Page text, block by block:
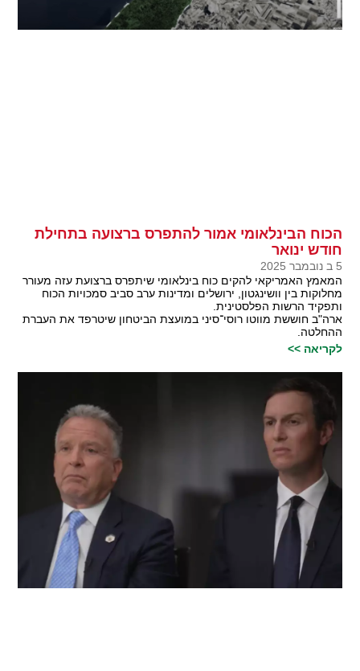
הכוח הבינלאומי אמור להתפרס ברצועה בתחילת
חודש ינואר
5 ב נובמבר 2025
המאמץ האמריקאי להקים כוח בינלאומי שיתפרס ברצועת עזה מעורר
מחלוקות בין וושינגטון, ירושלים ומדינות ערב סביב סמכויות הכוח
ותפקיד הרשות הפלסטינית.
ארה"ב חוששת מווטו רוסי־סיני במועצת הביטחון שיטרפד את העברת
ההחלטה.
לקריאה >>